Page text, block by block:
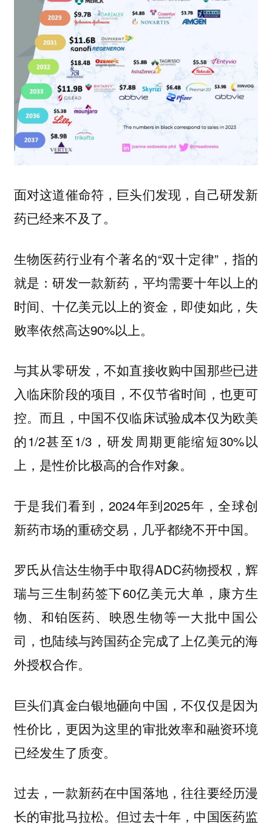
面对这道催命符，巨头们发现，自己研发新
药已经来不及了。
生物医药行业有个著名的“双十定律”，指的
就是：研发一款新药，平均需要十年以上的
时间、十亿美元以上的资金，即使如此，失
败率依然高达90%以上。
与其从零研发，不如直接收购中国那些已进
入临床阶段的项目，不仅节省时间，也更可
控。而且，中国不仅临床试验成本仅为欧美
的1/2甚至1/3，研发周期更能缩短30%以
上，是性价比极高的合作对象。
于是我们看到，2024年到2025年，全球创
新药市场的重磅交易，几乎都绕不开中国。
罗氏从信达生物手中取得ADC药物授权，辉
瑞与三生制药签下60亿美元大单，康方生
物、和铂医药、映恩生物等一大批中国公
司，也陆续与跨国药企完成了上亿美元的海
外授权合作。
巨头们真金白银地砸向中国，不仅仅是因为
性价比，更因为这里的审批效率和融资环境
已经发生了质变。
过去，一款新药在中国落地，往往要经历漫
长的审批马拉松。但过去十年，中国医药监